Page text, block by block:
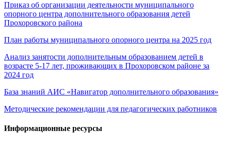
Приказ об организации деятельности муниципального
опорного центра дополнительного образования детей
Прохоровского района
План работы муниципального опорного центра на 2025 год
Анализ занятости дополнительным образованием детей в
возрасте 5-17 лет, проживающих в Прохоровском районе за
2024 год
База знаний АИС «Навигатор дополнительного образования»
Методические рекомендации для педагогических работников
Информационные ресурсы